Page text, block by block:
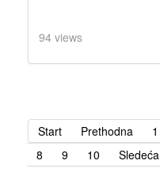
94 views
Start Prethodna 1
8
9 10 Sledeća